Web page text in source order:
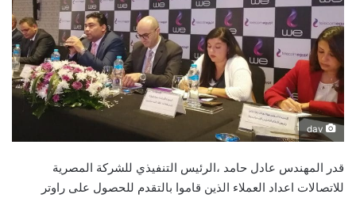
قدر المهندس عادل حامد ،الرئيس التنفيذي للشركة المصرية
للاتصالات اعداد العملاء الذين قاموا بالتقدم للحصول على راوتر